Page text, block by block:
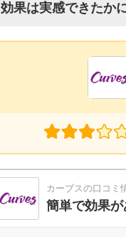
効果は実感できたか
カーブスの口コミ
簡単で効果